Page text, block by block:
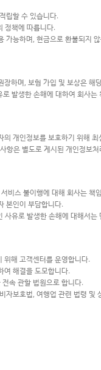
립할 수 있습니다.
정책에 따릅니다.
가능하며, 현금으로 환불되지
하며, 보험 가입 및 보상은 해
발생한 손해에 대하여 회사는
개인정보를 보호하기 위해 최
은 별도로 게시된 개인정보
비스 불이행에 대해 회사는 책
본인이 부담합니다.
유로 발생한 손해에 대해서는
해 고객센터를 운영합니다.
해결을 도모합니다.
속 관할 법원으로 합니다.
보호법, 여행업 관련 법령 및